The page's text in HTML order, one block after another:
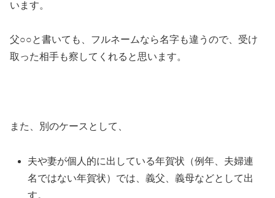
います。
父○○と書いても、フルネームなら名字も違うので、受け
取った相手も察してくれると思います。
また、別のケースとして、
夫や妻が個人的に出している年賀状（例年、夫婦連
名ではない年賀状）では、義父、義母などとして出
す。